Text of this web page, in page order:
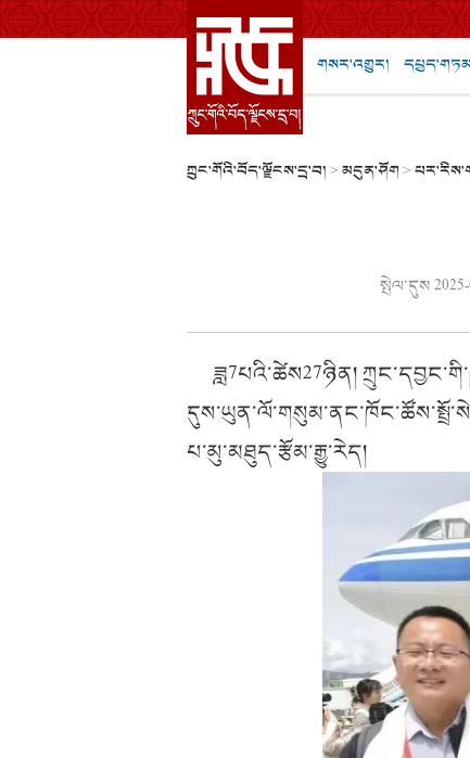
གསར་འགྱུར།
ཀྲུང་གོའི་བོད་ལྗོངས་དྲ་བ།>མདུན་ཤོག>
སྤེལ་དུས 2025-
ཟླ7པའི་ཚེས27ཉིན།
པ་མུ་མཐུད་རྩོམ་རྒྱུ་རེད།